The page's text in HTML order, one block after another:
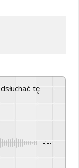
-:--